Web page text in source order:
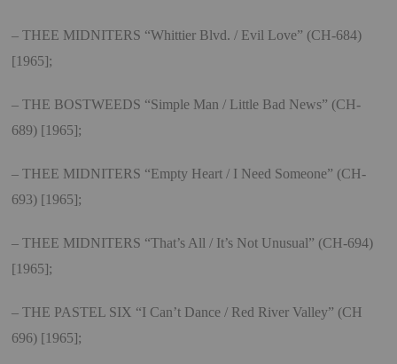
– THEE MIDNITERS “Whittier Blvd. / Evil Love” (CH-684)
[1965];
– THE BOSTWEEDS “Simple Man / Little Bad News” (CH-
689) [1965];
– THEE MIDNITERS “Empty Heart / I Need Someone” (CH-
693) [1965];
– THEE MIDNITERS “That’s All / It’s Not Unusual” (CH-694)
[1965];
– THE PASTEL SIX “I Can’t Dance / Red River Valley” (CH
696) [1965];